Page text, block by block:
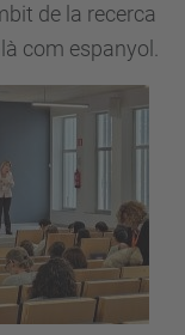
de la recerca
com espanyol.